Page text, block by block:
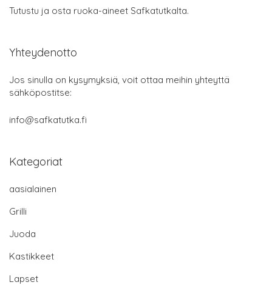
Tutustu ja osta ruoka-aineet Safkatutkalta.
Yhteydenotto
Jos sinulla on kysymyksiä, voit ottaa meihin yhteyttä
sähköpostitse:
info@safkatutka.fi
Kategoriat
aasialainen
Grilli
Juoda
Kastikkeet
Lapset